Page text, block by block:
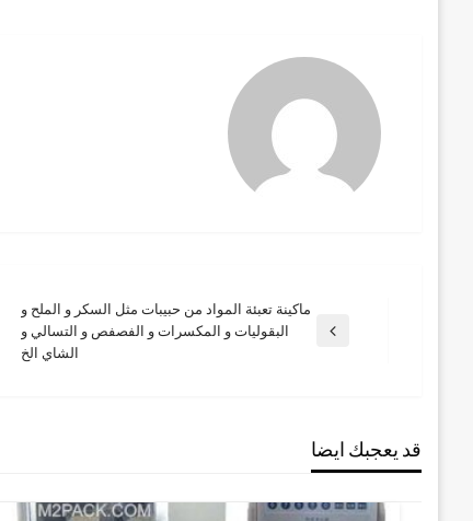
تصفّح
المقالة
ماكينة تعبئة المواد من حبيبات مثل السكر و الملح و
البقوليات و المكسرات و الفصفص و التسالي و
الشاي الخ
قد يعجبك ايضا